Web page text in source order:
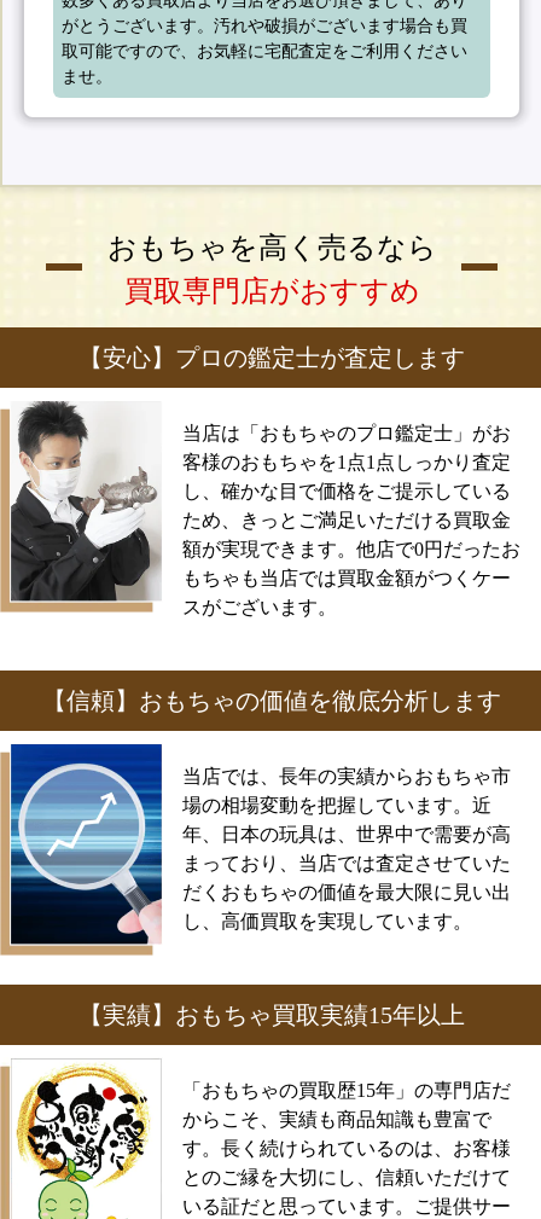
がとうございます。汚れや破損がございます場合も買
取可能ですので、お気軽に宅配査定をご利用ください
ませ。
おもちゃを高く売るなら
買取専門店がおすすめ
【安心】プロの鑑定士が査定します
当店は「おもちゃのプロ鑑定士」がお
客様のおもちゃを1点1点しっかり査定
し、確かな目で価格をご提示している
ため、きっとご満足いただける買取金
額が実現できます。他店で0円だったお
もちゃも当店では買取金額がつくケー
スがございます。
【信頼】おもちゃの価値を徹底分析します
当店では、長年の実績からおもちゃ市
場の相場変動を把握しています。近
年、日本の玩具は、世界中で需要が高
まっており、当店では査定させていた
だくおもちゃの価値を最大限に見い出
し、高価買取を実現しています。
【実績】おもちゃ買取実績15年以上
「おもちゃの買取歴15年」の専門店だ
からこそ、実績も商品知識も豊富で
す。長く続けられているのは、お客様
とのご縁を大切にし、信頼いただけて
いる証だと思っています。ご提供サー